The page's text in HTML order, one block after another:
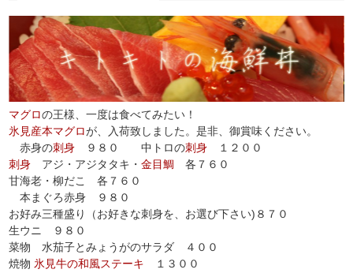
マグロの王様、一度は食べてみたい！
氷見産本マグロが、入荷致しました。是非、御賞味ください。
赤身の刺身 ９８０ 中トロの刺身 １２００
刺身 アジ・アジタタキ・金目鯛 各７６０
甘海老・柳だこ 各７６０
本まぐろ赤身 ９８０
お好み三種盛り（お好きな刺身を、お選び下さい)８７０
生ウニ ９８０
菜物 水茄子とみょうがのサラダ ４００
焼物 氷見牛の和風ステーキ １３００